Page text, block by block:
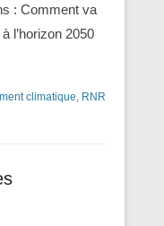
: Comment va
l’horizon 2050
climatique RNR